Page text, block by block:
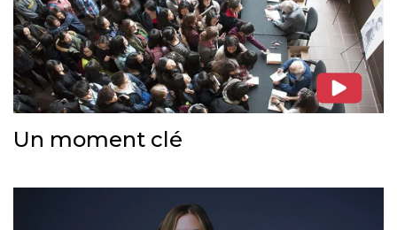
Un moment clé